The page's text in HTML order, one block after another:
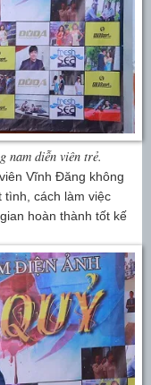
nam diễn viên trẻ.
Vĩnh Đăng không
cách làm việc
hoàn thành tốt kế